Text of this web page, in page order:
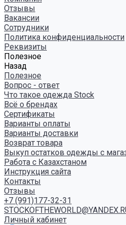
Отзывы
Вакансии
Сотрудники
Политика конфиденциальности
Реквизиты
Полезное
Назад
Полезное
Вопрос - ответ
Что такое одежда Stock
Всё о брендах
Сертификаты
Варианты оплаты
Варианты доставки
Возврат товара
Выкуп остатков одежды с
Работа с Казахстаном
Инструкция сайта
Контакты
Отзывы
+7 (991)177-32-31
Личный кабинет